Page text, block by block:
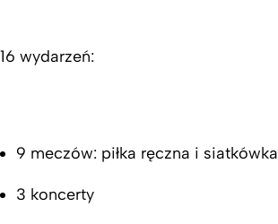
16 wydarzeń:
9 meczów: piłka ręczna i siatkówka
3 koncerty